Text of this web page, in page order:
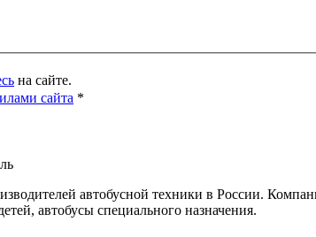
на сайте.
сайта *
автобусной техники в России.
автобусы специального назначения.